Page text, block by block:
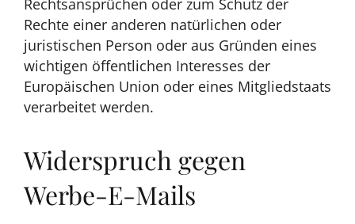
Rechte einer anderen natürlichen oder
juristischen Person oder aus Gründen eines
wichtigen öffentlichen Interesses der
Europäischen Union oder eines Mitgliedstaats
verarbeitet werden.
Widerspruch gegen
Werbe-E-Mails